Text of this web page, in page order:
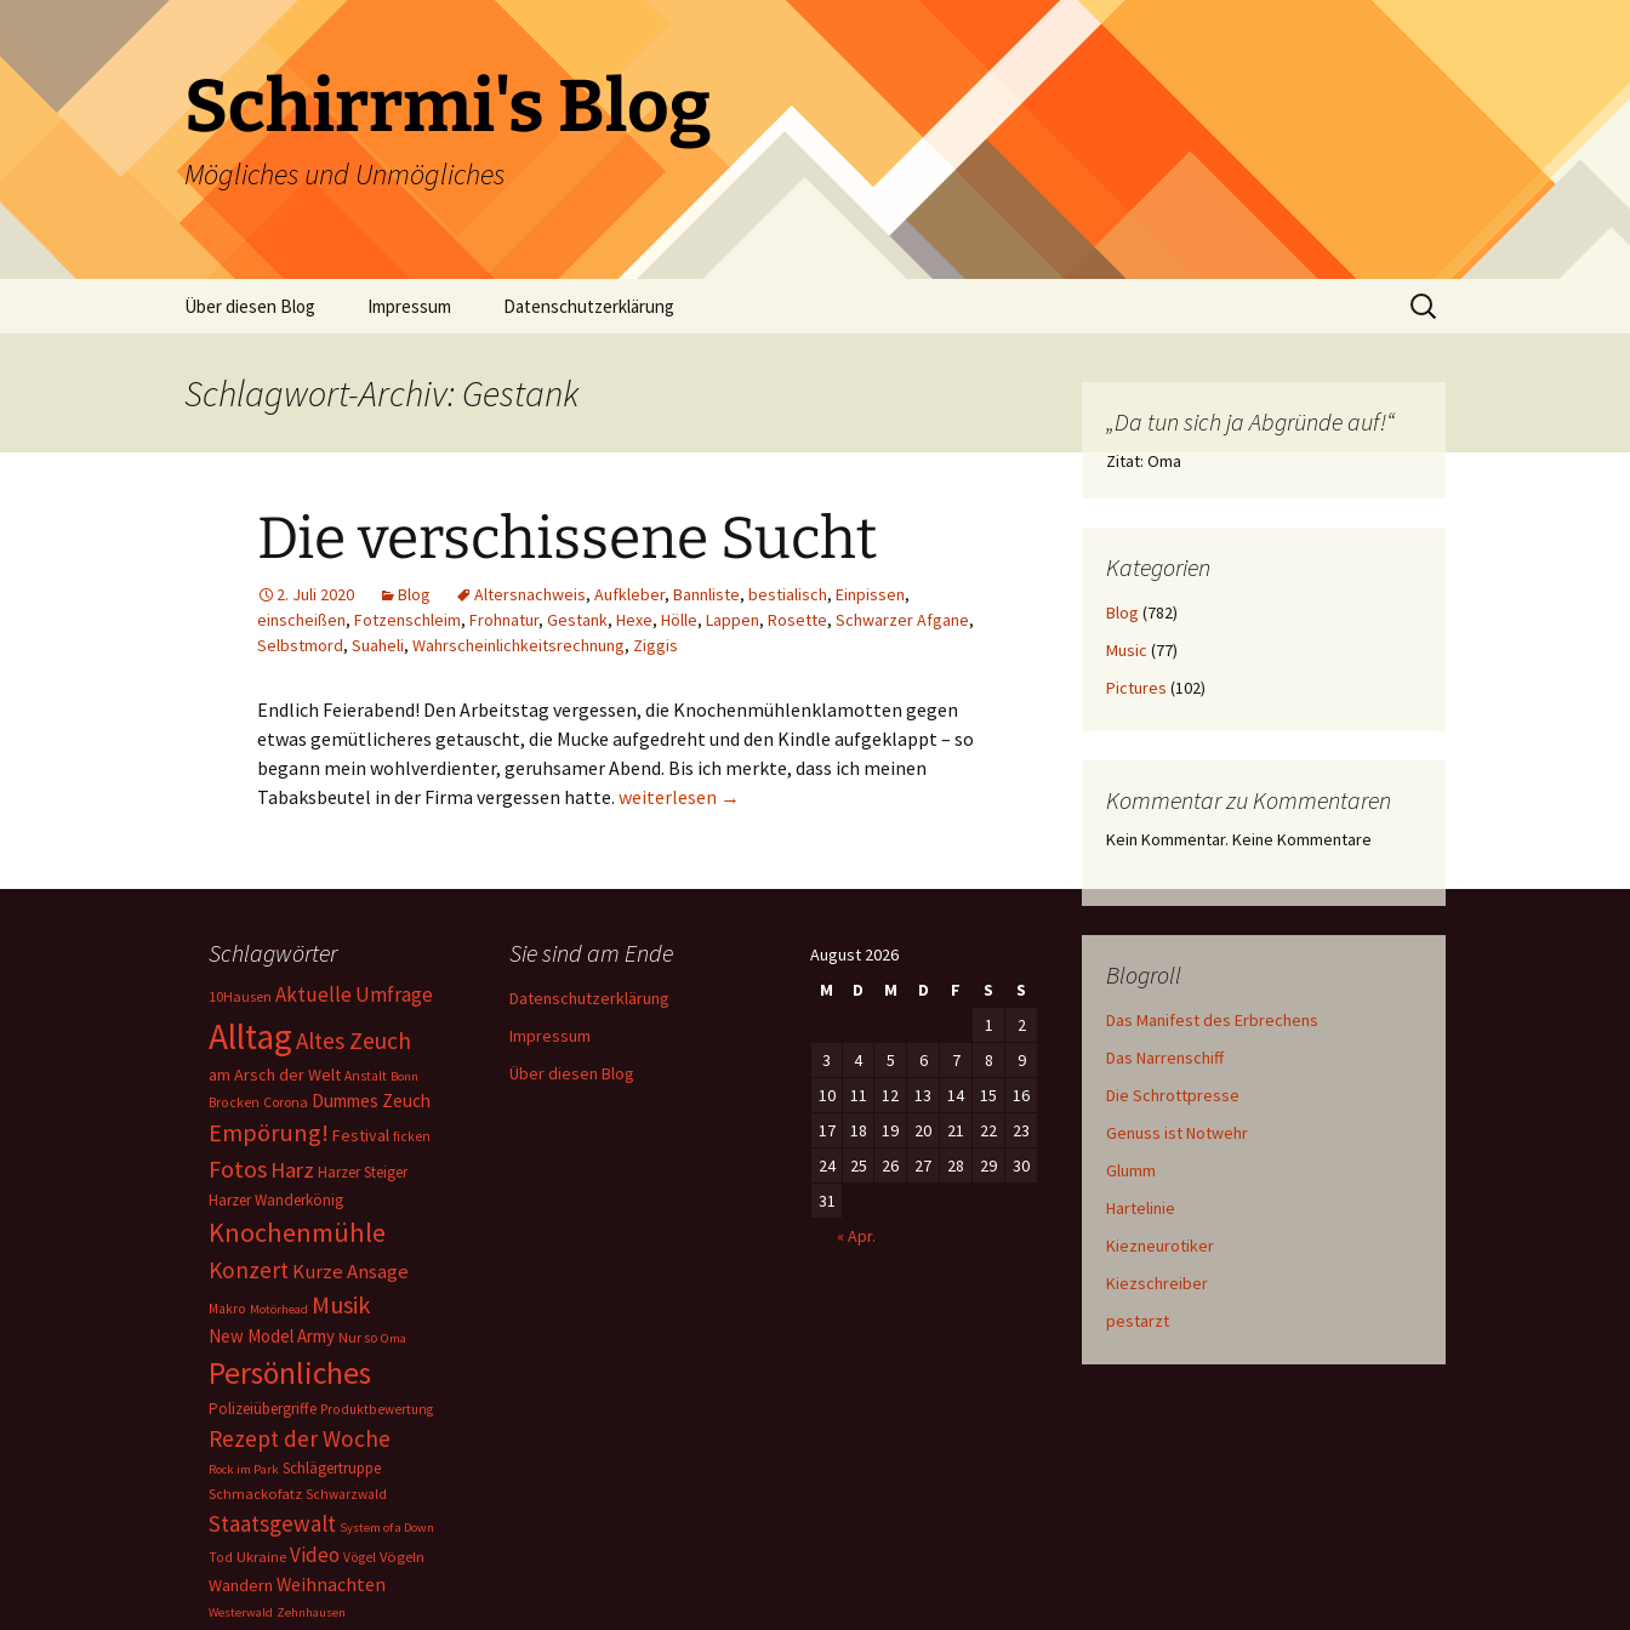
springen
Schirrmi's Blog
Mögliches und Unmögliches
Über diesen Blog Impressum Datenschutzerklärung
Suchen
nach:
Schlagwort-Archiv: Gestank
Die verschissene Sucht
2. Juli 2020 Blog Altersnachweis, Aufkleber, Bannliste, bestialisch, Einpissen,
einscheißen, Fotzenschleim, Frohnatur, Gestank, Hexe, Hölle, Lappen, Rosette, Schwarzer Afgane,
Selbstmord, Suaheli, Wahrscheinlichkeitsrechnung, Ziggis
Endlich Feierabend! Den Arbeitstag vergessen, die Knochenmühlenklamotten gegen
etwas gemütlicheres getauscht, die Mucke aufgedreht und den Kindle aufgeklappt – so
begann mein wohlverdienter, geruhsamer Abend. Bis ich merkte, dass ich meinen
Tabaksbeutel in der Firma vergessen hatte. Die verschissene Sucht
weiterlesen →
„Da tun sich ja Abgründe auf!“
Zitat: Oma
Kategorien
Blog (782)
Music (77)
Pictures (102)
Kommentar zu Kommentaren
Kein Kommentar. Keine Kommentare
Blogroll
Das Manifest des Erbrechens
Das Narrenschiff
Die Schrottpresse
Genuss ist Notwehr
Glumm
Hartelinie
Kiezneurotiker
Kiezschreiber
pestarzt
Schlagwörter
10Hausen Aktuelle Umfrage
AlltagAltes Zeuch
am Arsch der Welt Anstalt Bonn
Brocken Corona Dummes Zeuch
Empörung! Festival ficken
Fotos Harz Harzer Steiger
Harzer Wanderkönig
Knochenmühle
KonzertKurze Ansage
Makro Motörhead Musik
New Model Army Nur so Oma
Persönliches
Polizeiübergriffe Produktbewertung
Rezept der Woche
Rock im Park Schlägertruppe
Schmackofatz Schwarzwald
Staatsgewalt System of a Down
Tod Ukraine Video Vögel Vögeln
Wandern Weihnachten
Westerwald Zehnhausen
Sie sind am Ende
Datenschutzerklärung
Impressum
Über diesen Blog
August 2026
M
D M D F S
S
1
2
3
4 5 6 7 8
9
10
11 12 13 14 15
16
17
18 19 20 21 22
23
24
25 26 27 28 29
30
31
« Apr.